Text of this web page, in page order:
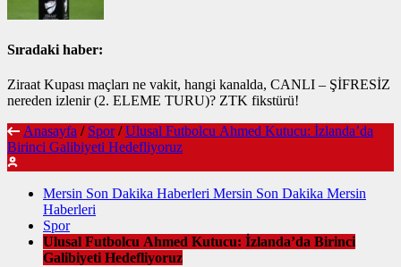
Sıradaki haber:
Ziraat Kupası maçları ne vakit, hangi kanalda, CANLI – ŞİFRESİZ
nereden izlenir (2. ELEME TURU)? ZTK fikstürü!
Anasayfa / Spor / Ulusal Futbolcu Ahmed Kutucu: İzlanda’da
Birinci Galibiyeti Hedefliyoruz
Mersin Son Dakika Haberleri Mersin Son Dakika Mersin
Haberleri
Spor
Ulusal Futbolcu Ahmed Kutucu: İzlanda’da Birinci
Galibiyeti Hedefliyoruz